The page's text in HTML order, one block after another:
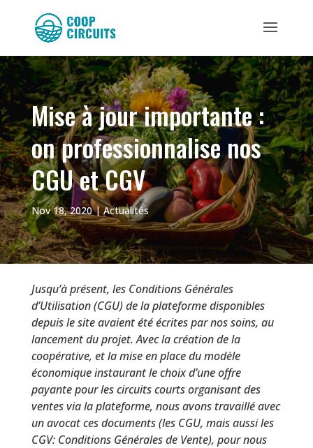
Mise à jour importante :
on professionnalise nos
CGU et CGV
Nov 18, 2020|Actualités
Jusqu’à présent, les Conditions Générales
d’Utilisation (CGU) de la plateforme disponibles
depuis le site avaient été écrites par nos soins, au
lancement du projet. Avec la création de la
coopérative, et la mise en place du modèle
économique instaurant le choix d’une offre
payante pour les circuits courts organisant des
ventes via la plateforme, nous avons travaillé avec
un avocat ces documents (les CGU, mais aussi les
CGV: Conditions Générales de Vente), pour nous